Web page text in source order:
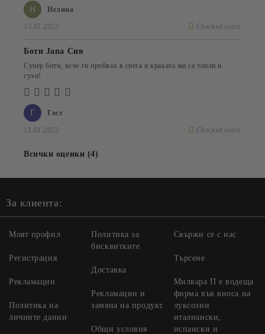
Н Нелина
15.07.2022 Checked order
Г Гост
11.01.2022 Checked order
Боти Jana Сив
Супер боти, вече ги пробвах в снега и краката ми са топли и
сухи!
Всички оценки (4)
За клиента:
Моят профил
Регистрация
Рекламации
Политика на
личните данни
Политика за
бисквитките
Доставка
Рекламации и
замяна на продукт
Общи условия
Свържи се с нас
Търсене
Милвара П е водеща
фирма във вноса на
луксозни
италиански,
испански и